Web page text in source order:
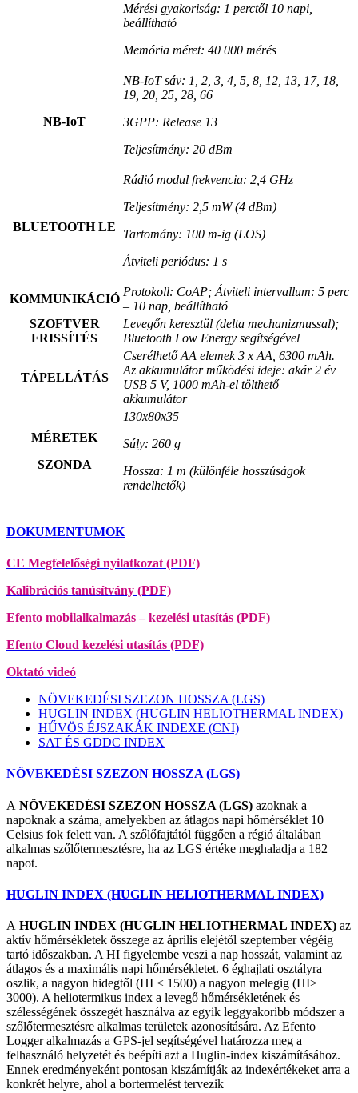
Mérési gyakoriság: 1 perctől 10 napi,
beállítható
Memória méret: 40 000 mérés
NB-IoT
NB-IoT sáv: 1, 2, 3, 4, 5, 8, 12, 13, 17, 18,
19, 20, 25, 28, 66
3GPP: Release 13
Teljesítmény: 20 dBm
BLUETOOTH LE
Rádió modul frekvencia: 2,4 GHz
Teljesítmény: 2,5 mW (4 dBm)
Tartomány: 100 m-ig (LOS)
Átviteli periódus: 1 s
KOMMUNIKÁCIÓ
Protokoll: CoAP; Átviteli intervallum: 5 perc
– 10 nap, beállítható
SZOFTVER
FRISSÍTÉS
Levegőn keresztül (delta mechanizmussal);
Bluetooth Low Energy segítségével
TÁPELLÁTÁS
Cserélhető AA elemek3 x AA, 6300 mAh.
Az akkumulátor működési ideje: akár 2 év
USB 5 V, 1000 mAh-el tölthető
akkumulátor
MÉRETEK
SZONDA
130x80x35
Súly: 260 g
Hossza: 1 m (különféle hosszúságok
rendelhetők)
DOKUMENTUMOK
CE Megfelelőségi nyilatkozat (PDF)
Kalibrációs tanúsítvány (PDF)
Efento mobilalkalmazás – kezelési utasítás (PDF)
Efento Cloud kezelési utasítás (PDF)
Oktató videó
NÖVEKEDÉSI SZEZON HOSSZA (LGS)
HUGLIN INDEX (HUGLIN HELIOTHERMAL INDEX)
HŰVÖS ÉJSZAKÁK INDEXE (CNI)
SAT ÉS GDDC INDEX
NÖVEKEDÉSI SZEZON HOSSZA (LGS)
A NÖVEKEDÉSI SZEZON HOSSZA (LGS) azoknak a
napoknak a száma, amelyekben az átlagos napi hőmérséklet 10
Celsius fok felett van. A szőlőfajtától függően a régió általában
alkalmas szőlőtermesztésre, ha az LGS értéke meghaladja a 182
napot.
HUGLIN INDEX (HUGLIN HELIOTHERMAL INDEX)
A HUGLIN INDEX (HUGLIN HELIOTHERMAL INDEX) az
aktív hőmérsékletek összege az április elejétől szeptember végéig
tartó időszakban. A HI figyelembe veszi a nap hosszát, valamint az
átlagos és a maximális napi hőmérsékletet. 6 éghajlati osztályra
oszlik, a nagyon hidegtől (HI ≤ 1500) a nagyon melegig (HI>
3000). A heliotermikus index a levegő hőmérsékletének és
szélességének összegét használva az egyik leggyakoribb módszer a
szőlőtermesztésre alkalmas területek azonosítására. Az Efento
Logger alkalmazás a GPS-jel segítségével határozza meg a
felhasználó helyzetét és beépíti azt a Huglin-index kiszámításához.
Ennek eredményeként pontosan kiszámítják az indexértékeket arra a
konkrét helyre, ahol a bortermelést tervezik